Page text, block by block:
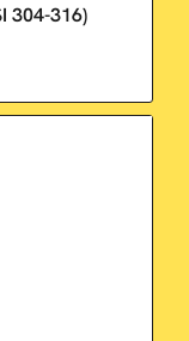
304-316)